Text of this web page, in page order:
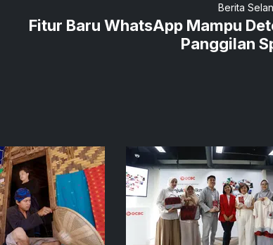
Berita
Fitur Baru WhatsApp Mampu
Panggilan